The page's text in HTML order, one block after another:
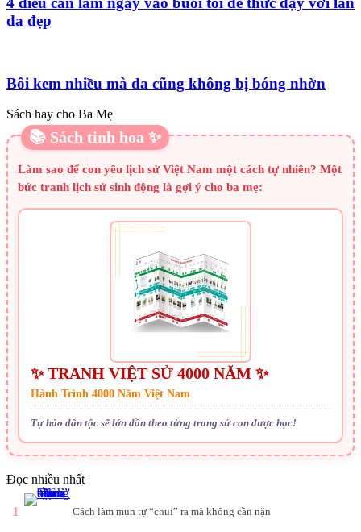
da đẹp
Bôi kem nhiều mà da cũng không bị bóng nhờn
Sách hay cho Ba Mẹ
📚 Sách tinh hoa ✨
Làm sao để con yêu lịch sử Việt Nam một cách tự nhiên? Một
bức tranh lịch sử sinh động là gợi ý cho ba mẹ:
✨ TRANH VIỆT SỬ 4000 NĂM ✨
Hành Trình 4000 Năm Việt Nam
Tự hào dân tộc sẽ lớn dần theo từng trang sử con được học!
Đọc nhiều nhất
1 Cách làm mụn tự “chui” ra mà không cần nặn